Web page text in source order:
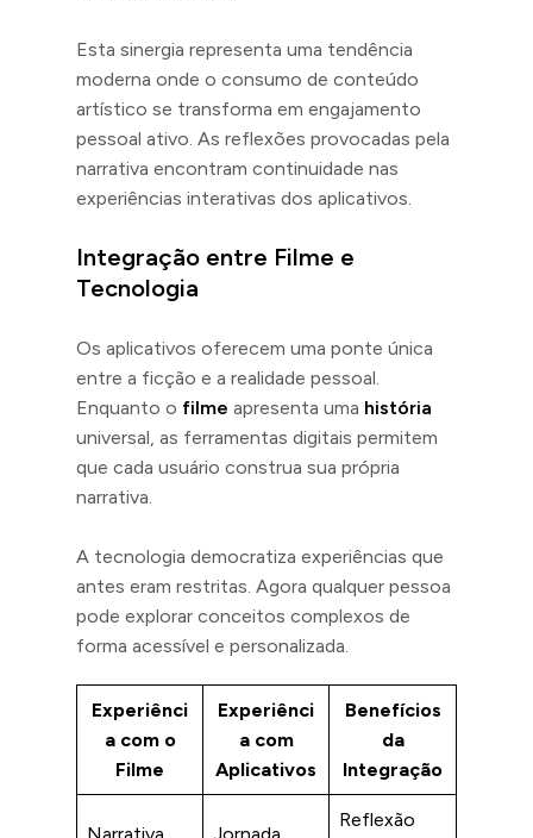
Esta sinergia representa uma tendência
moderna onde o consumo de conteúdo
artístico se transforma em engajamento
pessoal ativo. As reflexões provocadas pela
narrativa encontram continuidade nas
experiências interativas dos aplicativos.
Integração entre Filme e
Tecnologia
Os aplicativos oferecem uma ponte única
entre a ficção e a realidade pessoal.
Enquanto o filme apresenta uma história
universal, as ferramentas digitais permitem
que cada usuário construa sua própria
narrativa.
A tecnologia democratiza experiências que
antes eram restritas. Agora qualquer pessoa
pode explorar conceitos complexos de
forma acessível e personalizada.
Experiênci
a com o
Filme
Experiênci
a com
Aplicativos
Benefícios
da
Integração
Reflexão